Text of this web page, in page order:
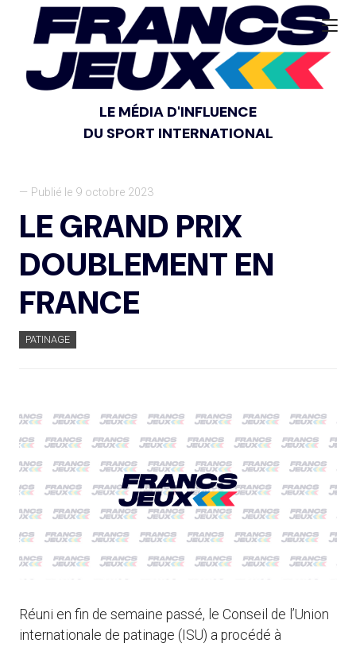
LE MÉDIA D'INFLUENCE
DU SPORT INTERNATIONAL
— Publié le 9 octobre 2023
LE GRAND PRIX
DOUBLEMENT EN
FRANCE
PATINAGE
Réuni en fin de semaine passé, le Conseil de l’Union
internationale de patinage (ISU) a procédé à